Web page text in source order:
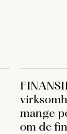
mange
om de